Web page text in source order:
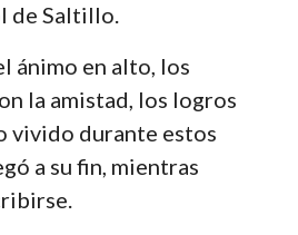
de Saltillo.
ánimo en alto, los
la amistad, los logros
vivido durante estos
a su fin, mientras